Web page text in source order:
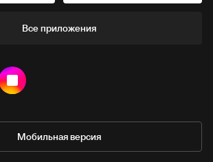
Все приложения
Мобильная версия